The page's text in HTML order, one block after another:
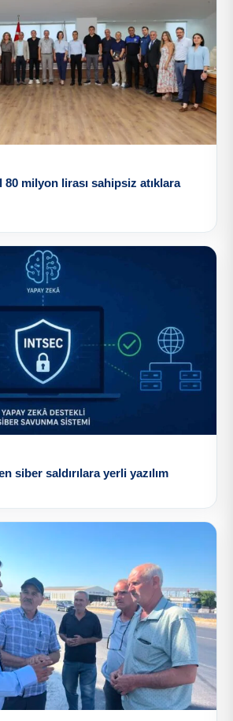
80 milyon lirası sahipsiz atıklara
siber saldırılara yerli yazılım